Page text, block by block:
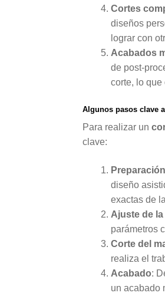
Cortes
diseños
lograr con
Acabados
de post-
corte, lo que
Algunos pasos clave
Para realizar un
clave:
diseño
exactas de
Ajuste de
parámetros
Corte del
realiza el
Acabado:
un acabado